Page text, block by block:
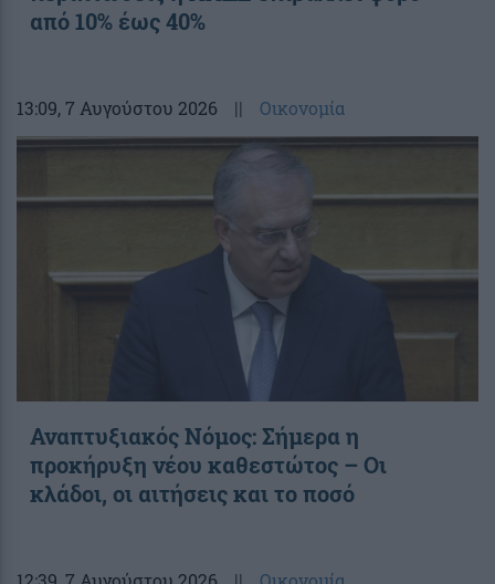
από 10% έως 40%
13:09, 7 Αυγούστου 2026 || Οικονομία
Αναπτυξιακός Νόμος: Σήμερα η
προκήρυξη νέου καθεστώτος – Οι
κλάδοι, οι αιτήσεις και το ποσό